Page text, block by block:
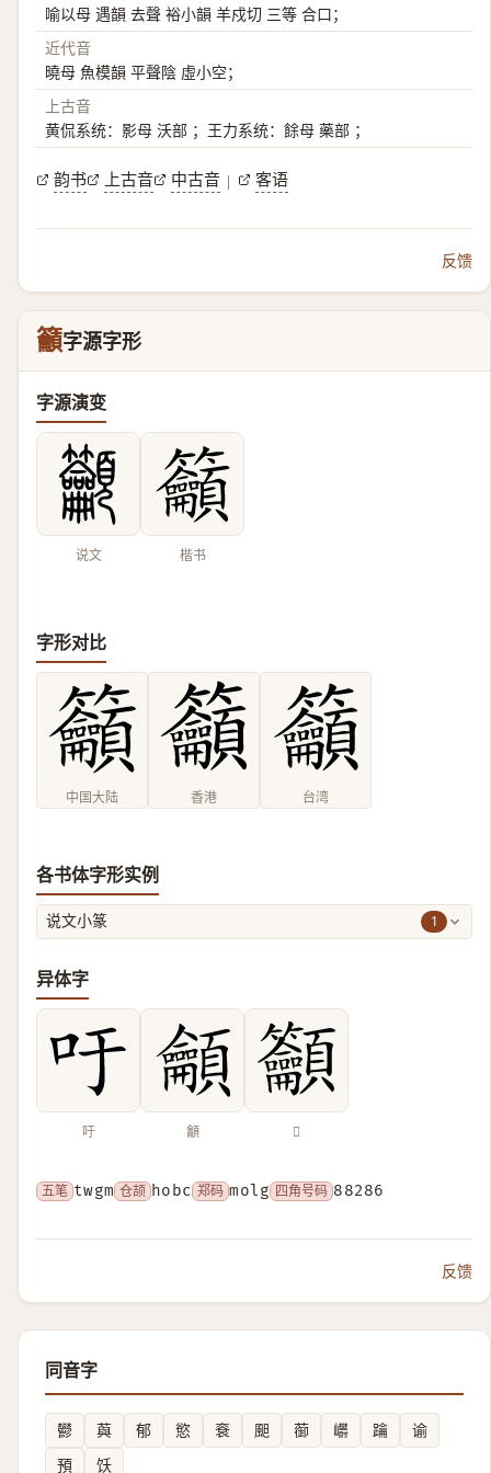
喻以母 遇韻 去聲 裕小韻 羊戍切 三等 合口；
近代音
曉母 魚模韻 平聲陰 虛小空；
上古音
黄侃系统：影母 沃部 ；王力系统：餘母 藥部 ；
韵书 上古音 中古音 | 客语
反馈
籲字源字形
字源演变
说文 楷书
字形对比
中国大陆 香港 台湾
各书体字形实例
说文小篆 1
异体字
吁 龥 𥸤
五笔 twgm 仓颉 hobc 郑码 molg 四角号码 88286
反馈
同音字
鬰 藇 郁 慾 䘱 䫻 蓹 㠨 䠯
谕
預
饫